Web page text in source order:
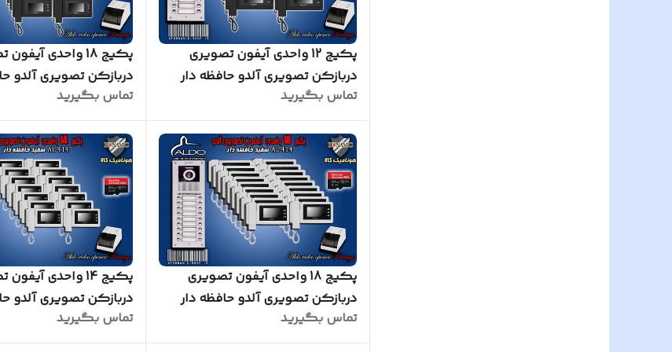
پکیج 12 واحدی آیفون تصویری
دربازکن تصویری آلدو حافظه دار
مدل AL414M پنل ساده مشکی
تماس بگیرید
پکیج 18 واحدی
دربازکن تصویری آلدو
مدل AL414M پنل ساده مشکی
تماس بگیرید
پکیج 18 واحدی آیفون تصویری
دربازکن تصویری آلدو حافظه دار
مدل AL414M پنل ساده سفید
تماس بگیرید
پکیج 14 واحدی
دربازکن تصویری آلدو
مدل AL414M پنل ساده سفید
تماس بگیرید